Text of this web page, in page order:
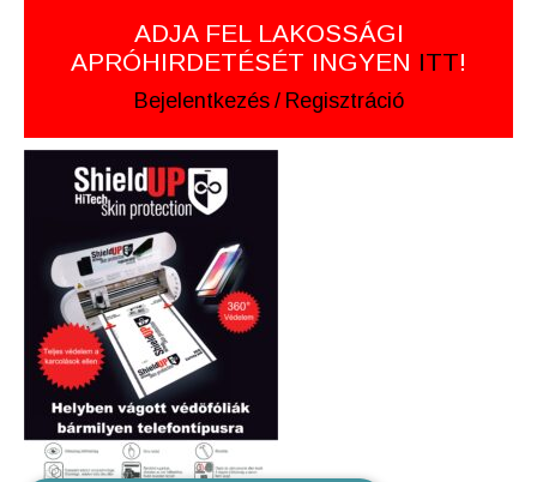
ADJA FEL LAKOSSÁGI
APRÓHIRDETÉSÉT INGYEN ITT!
Bejelentkezés / Regisztráció